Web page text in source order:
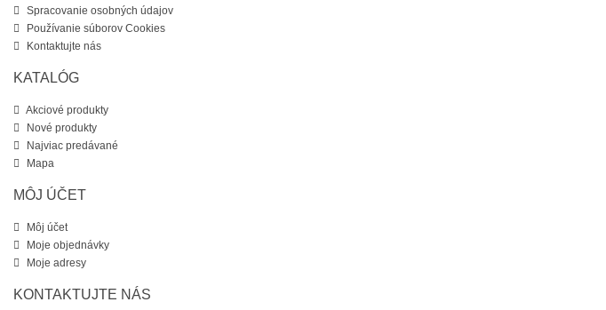
Spracovanie osobných údajov
Používanie súborov Cookies
Kontaktujte nás
KATALÓG
Akciové produkty
Nové produkty
Najviac predávané
Mapa
MÔJ ÚČET
Môj účet
Moje objednávky
Moje adresy
KONTAKTUJTE NÁS